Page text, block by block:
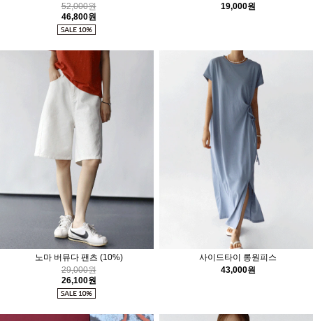
52,000원
46,800원
19,000원
노마 버뮤다 팬츠 (10%)
29,000원
26,100원
사이드타이 롱원피스
43,000원